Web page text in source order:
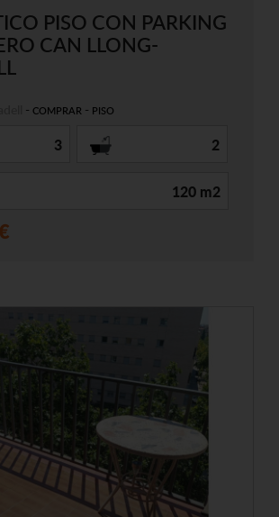
PISO CON PARKING
CAN LLONG-
- COMPRAR - PISO
3 2
120 m2